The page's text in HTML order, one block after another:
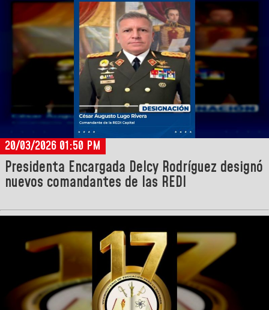
20/03/2026 01:50 PM
Presidenta Encargada Delcy Rodríguez designó
nuevos comandantes de las REDI